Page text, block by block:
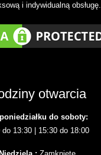
i indywidualną obsługę.
otwarcia
do soboty:
do 13:30 | 15:30 do 18:00